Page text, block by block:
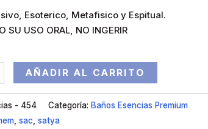
Esoterico, Metafisico y Espitual.
SU USO ORAL, NO INGERIR
AÑADIR AL CARRITO
- 454 Categoría:Baños Esencias Premium
,sac ,satya